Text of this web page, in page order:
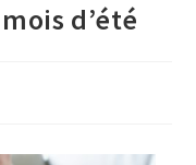
d’été